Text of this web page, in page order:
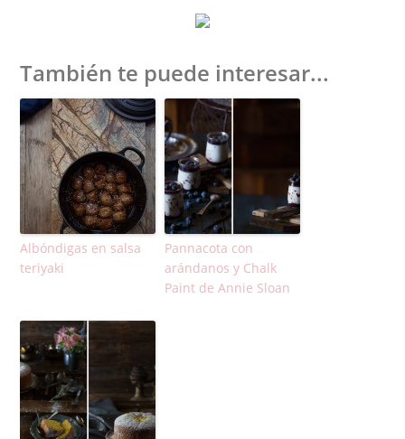
También te puede interesar...
Albóndigas en salsa
teriyaki
Pannacota con
arándanos y Chalk
Paint de Annie Sloan